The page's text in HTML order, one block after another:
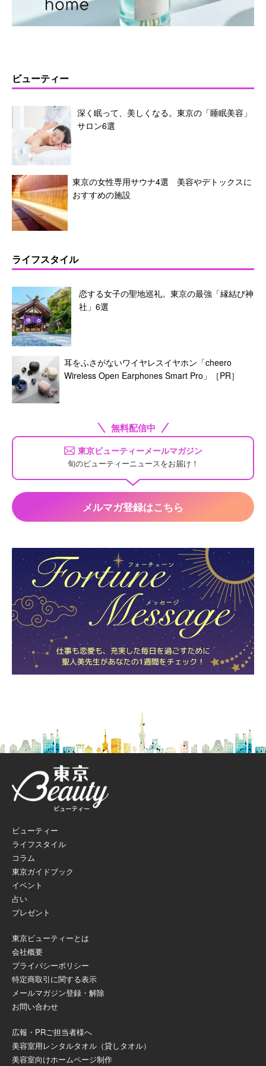
ビューティー
深く眠って、美しくなる。東京の「睡眠美容」
サロン6選
東京の女性専用サウナ4選 美容やデトックスに
おすすめの施設
ライフスタイル
恋する女子の聖地巡礼。東京の最強「縁結び神
社」6選
耳をふさがないワイヤレスイヤホン「cheero
Wireless Open Earphones Smart Pro」［PR］
無料配信中
東京ビューティーメールマガジン
旬のビューティーニュースをお届け！
メルマガ登録はこちら
ビューティー
ライフスタイル
コラム
東京ガイドブック
イベント
占い
プレゼント
東京ビューティーとは
会社概要
プライバシーポリシー
特定商取引に関する表示
メールマガジン登録・解除
お問い合わせ
広報・PRご担当者様へ
美容室用レンタルタオル（貸しタオル）
美容室向けホームページ制作